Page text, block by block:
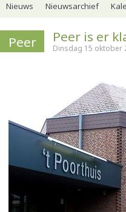
Nieuws Nieuwsarchief
Peer Peer is er
Dinsdag 15 oktober